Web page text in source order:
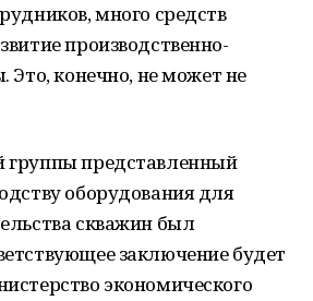
много средств
производственно-
Это, конечно, не может не
группы представленный
оборудования для
скважин был
заключение будет
экономического